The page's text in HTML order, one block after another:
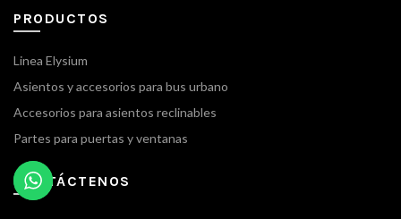
PRODUCTOS
Linea Elysium
Asientos y accesorios para bus urbano
Accesorios para asientos reclinables
Partes para puertas y ventanas
CONTÁCTENOS